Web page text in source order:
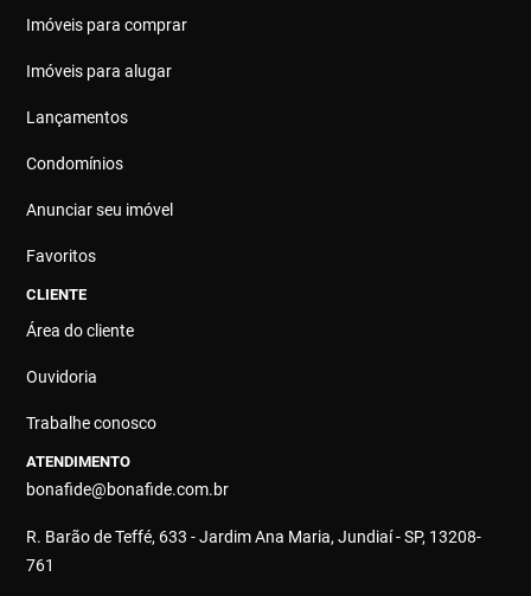
Imóveis para comprar
Imóveis para alugar
Lançamentos
Condomínios
Anunciar seu imóvel
Favoritos
CLIENTE
Área do cliente
Ouvidoria
Trabalhe conosco
ATENDIMENTO
bonafide@bonafide.com.br
R. Barão de Teffé, 633 - Jardim Ana Maria, Jundiaí - SP, 13208-
761